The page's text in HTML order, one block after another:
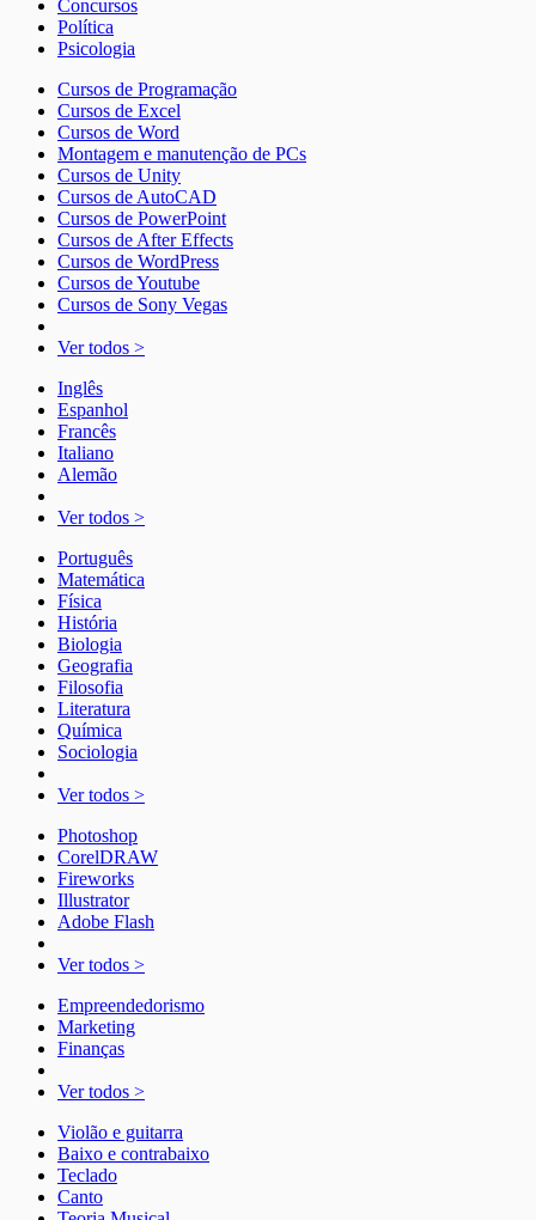
Concursos
Política
Psicologia
Cursos de Programação
Cursos de Excel
Cursos de Word
Montagem e manutenção de PCs
Cursos de Unity
Cursos de AutoCAD
Cursos de PowerPoint
Cursos de After Effects
Cursos de WordPress
Cursos de Youtube
Cursos de Sony Vegas
Ver todos >
Inglês
Espanhol
Francês
Italiano
Alemão
Ver todos >
Português
Matemática
Física
História
Biologia
Geografia
Filosofia
Literatura
Química
Sociologia
Ver todos >
Photoshop
CorelDRAW
Fireworks
Illustrator
Adobe Flash
Ver todos >
Empreendedorismo
Marketing
Finanças
Ver todos >
Violão e guitarra
Baixo e contrabaixo
Teclado
Canto